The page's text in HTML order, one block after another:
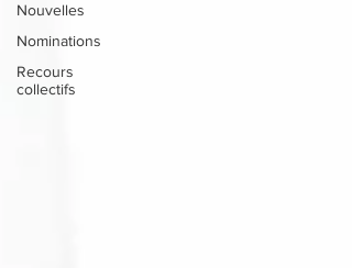
Nouvelles
Nominations
Recours
collectifs